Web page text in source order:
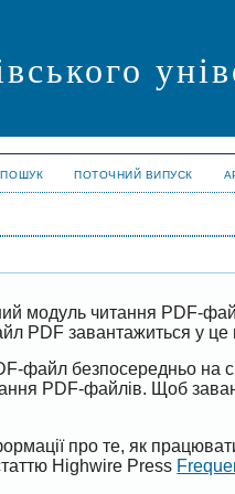
ПОШУК ПОТОЧНИЙ ВИПУСК
модуль читання PDF-
PDF завантажиться у це
файл безпосередньо на
PDF-файлів. Щоб
про те, як
Highwire Press